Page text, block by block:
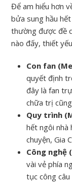
Để am hiểu hơn
bửa sung hầu
thường được đề
nào đấy, thiết
Con fan
quyết định
đây là fan
chữa trị
Quy trình
hết ngôi nhà
chuyện, Gia
Công nghệ
vài vẻ phía
tục công